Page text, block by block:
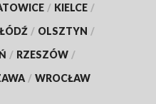
/ KIELCE /
ŁÓDŹ / OLSZTYN /
/ RZESZÓW /
/ WROCŁAW